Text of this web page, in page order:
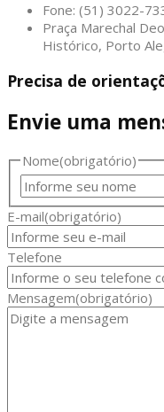
Fone: (51) 3022-
Praça Marechal
Histórico, Porto
Precisa de
Envie uma
Nome(obrigatório)
E-mail(obrigatório)
Telefone
Mensagem(obrigatório)